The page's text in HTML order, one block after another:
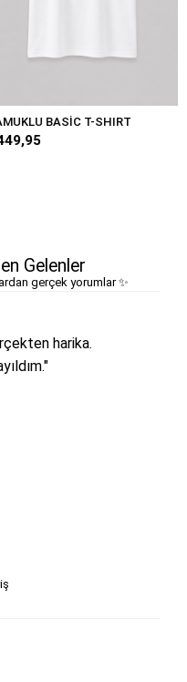
BASİC T-SHIRT
Gelenler
gerçek yorumlar ✨
harika.